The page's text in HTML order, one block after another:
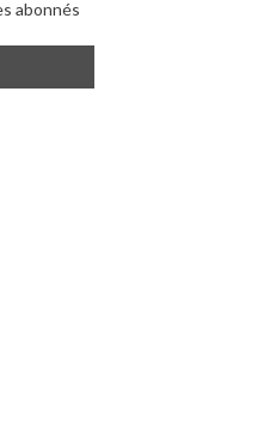
abonnés